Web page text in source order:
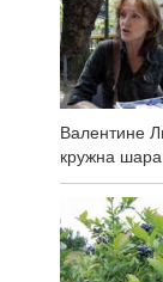
Валентине
кружна